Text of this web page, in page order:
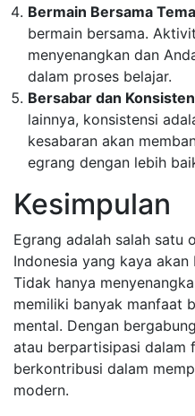
Bermain Bersama
bermain bersama.
menyenangkan dan
dalam proses belajar.
Bersabar dan Konsisten
lainnya, konsistensi
kesabaran akan
egrang dengan lebih
Kesimpulan
Egrang adalah salah satu
Indonesia yang kaya
Tidak hanya
memiliki banyak manfaat
mental. Dengan
atau berpartisipasi dalam
berkontribusi dalam
modern.